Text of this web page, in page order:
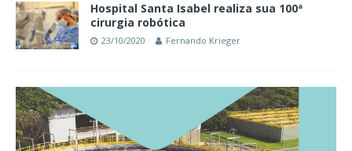
Hospital Santa Isabel realiza sua 100ª
cirurgia robótica
23/10/2020 Fernando Krieger